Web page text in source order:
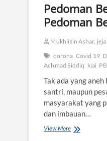
s
i
e
a
k
n
I
s
l
m
Pedoman
Pedoman
Mukhlisin Ashar,
corona Covid 19
Achmad Siddiq kiai
Tak ada yang
santri, maupun
masyarakat yang
dan imbauan…
View More